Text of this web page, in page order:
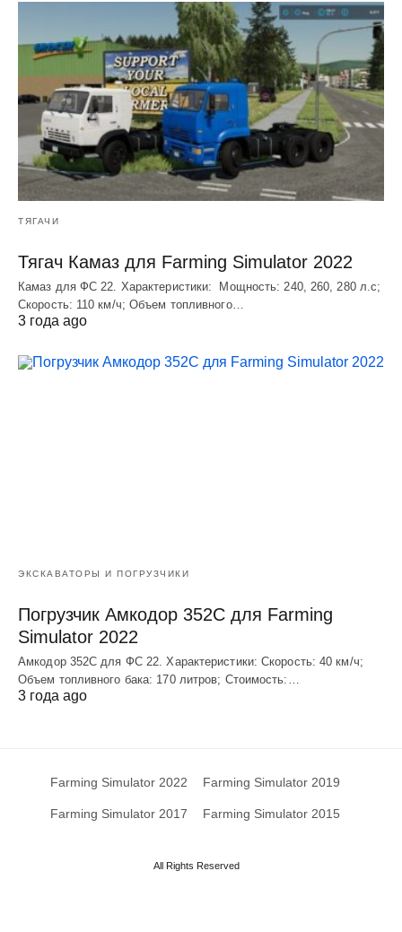
ТЯГАЧИ
Тягач Камаз для Farming Simulator 2022
Камаз для ФС 22. Характеристики: Мощность: 240, 260, 280 л.с;
Скорость: 110 км/ч; Объем топливного…
3 года ago
ЭКСКАВАТОРЫ И ПОГРУЗЧИКИ
Погрузчик Амкодор 352С для Farming
Simulator 2022
Амкодор 352С для ФС 22. Характеристики: Скорость: 40 км/ч;
Объем топливного бака: 170 литров; Стоимость:…
3 года ago
Farming Simulator 2022 Farming Simulator 2019
Farming Simulator 2017 Farming Simulator 2015
All Rights Reserved